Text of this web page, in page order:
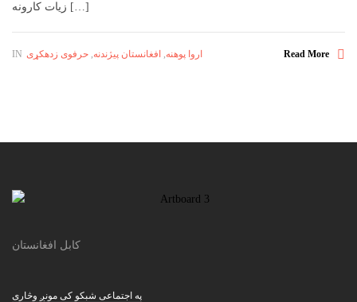
زیات کارونه […]
IN اروا پوهنه افغانستان پیژندنه حرفوی زدهکړی Read More
کابل افغانستان
په اجتماعی شبکو کی مونږ وڅاری